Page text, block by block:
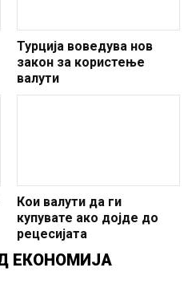
Турција воведува нов
закон за користење
валути
Кои валути да ги
купувате ако дојде до
рецесијата
ЕКОНОМИЈА